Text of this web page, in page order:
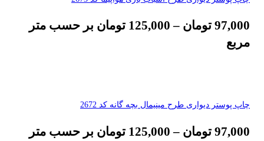
97,000 تومان –
125,000 تومان بر حسب متر
مربع
چاپ پوستر دیواری طرح مینیمال بچه گانه کد 2672
97,000 تومان –
125,000 تومان بر حسب متر